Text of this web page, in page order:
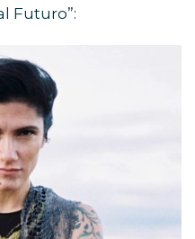
Futuro”: